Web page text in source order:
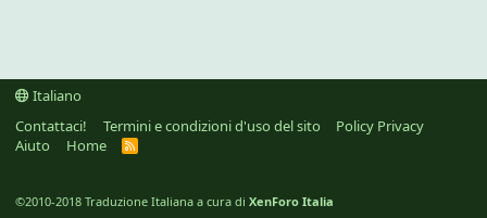
Italiano
Contattaci!
Termini e condizioni d'uso del sito
Policy Privacy
Aiuto
Home
R
©2010-2018 Traduzione Italiana a cura di XenForo Italia